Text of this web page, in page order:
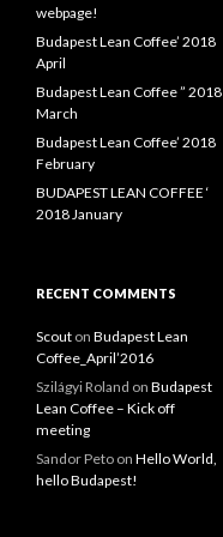
o
r
:
webpage!
Budapest Lean Coffee’ 2018
April
Budapest Lean Coffee ” 2018
March
Budapest Lean Coffee’ 2018
February
BUDAPEST LEAN COFFEE ‘
2018 January
RECENT COMMENTS
Scout on Budapest Lean
Coffee_April’2016
Szilágyi Roland on Budapest
Lean Coffee – Kick off
meeting
Sandor Peto on Hello World,
hello Budapest!